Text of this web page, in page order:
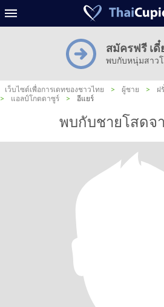
สมัครฟรี เดี๋
พบกับหนุ่มสาว
เว็บไซต์เพื่อการเดทของชาวไทย > ผู้ชาย > ฝ
>
แอลป์โกตดาซูร์ > อีแยร์
พบกับชายโสดจ